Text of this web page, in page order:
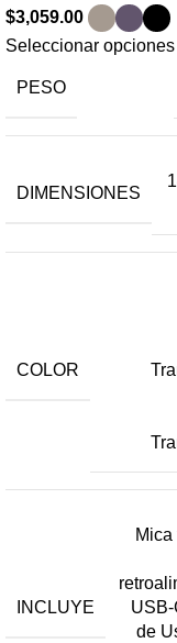
$3,059.00
Seleccionar opciones
PESO
DIMENSIONES
COLOR
INCLUYE
Mica
USB-
de